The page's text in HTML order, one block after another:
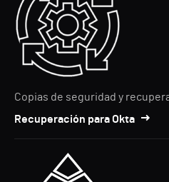
Copias de seguridad y
Recuperación para Okta